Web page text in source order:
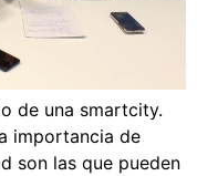
de una smartcity.
importancia de
son las que pueden